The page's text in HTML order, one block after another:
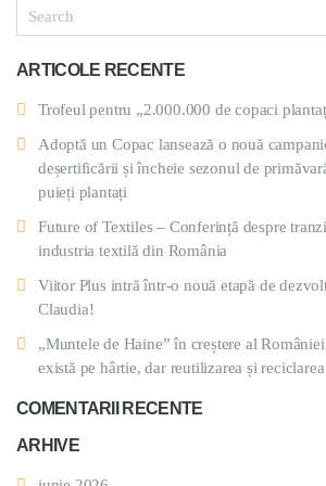
ARTICOLE RECENTE
Trofeul pentru „2.000.000 de copaci
Adoptă un Copac lansează o nouă
deșertificării și încheie sezonul de
puieți plantați
Future of Textiles – Conferință despre
industria textilă din România
Viitor Plus intră într-o nouă etapă de
Claudia!
„Muntele de Haine” în creștere al
există pe hârtie, dar reutilizarea și
COMENTARII RECENTE
ARHIVE